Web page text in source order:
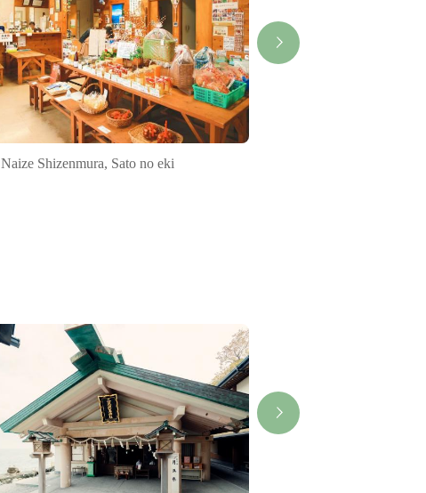
Naize Shizenmura, Sato no eki